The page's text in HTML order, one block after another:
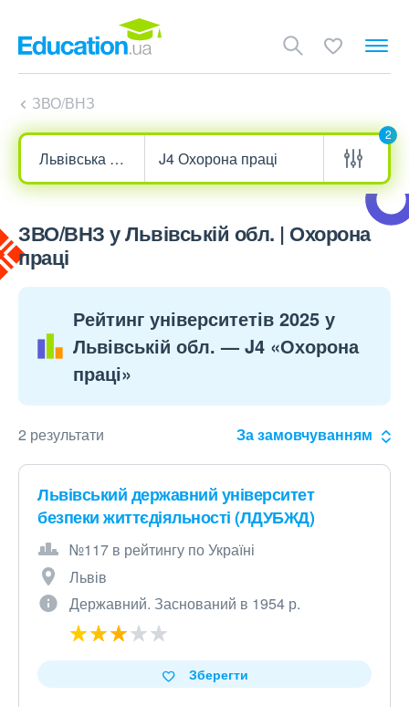
ЗВО/ВНЗ
2
ЗВО/ВНЗ у Львівській обл. | Охорона
праці
Рейтинг університетів 2025 у
Львівській обл. — J4 «Охорона
праці»
2 результати За замовчуванням
Львівський державний університет
безпеки життєдіяльності (ЛДУБЖД)
№117 в рейтингу по Україні
Львів
Державний. Заснований в 1954 р.
Зберегти